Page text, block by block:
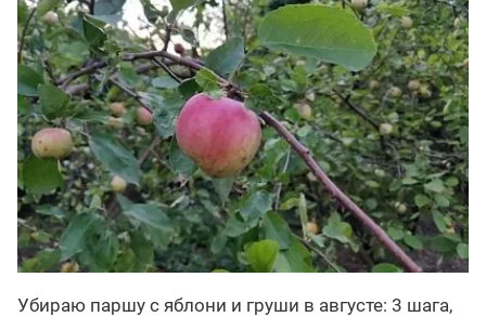
Убираю паршу с яблони и груши в августе: 3 шага,